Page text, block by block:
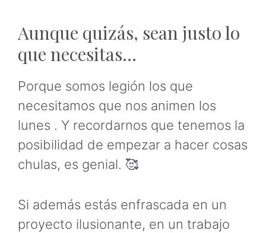
Aunque quizás, sean justo lo
que necesitas…
Porque somos legión los que
necesitamos que nos animen los
lunes . Y recordarnos que tenemos la
posibilidad de empezar a hacer cosas
chulas, es genial. 🥰
Si además estás enfrascada en un
proyecto ilusionante, en un trabajo